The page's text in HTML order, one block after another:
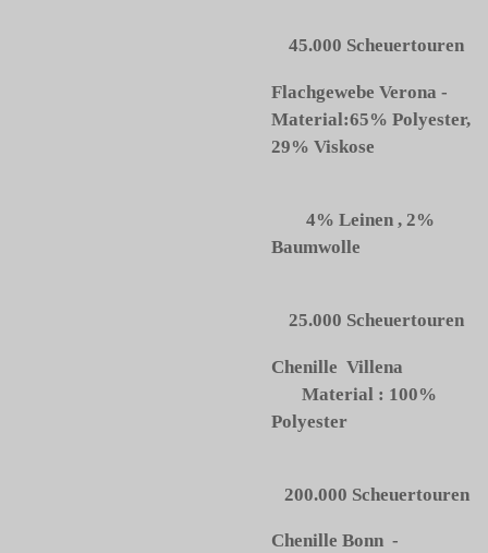
45.000 Scheuertouren
Flachgewebe Verona -
Material:65% Polyester,
29% Viskose
4% Leinen , 2%
Baumwolle
25.000 Scheuertouren
Chenille Villena
Material : 100%
Polyester
200.000 Scheuertouren
Chenille Bonn -